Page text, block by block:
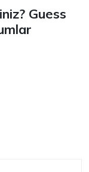
Guess